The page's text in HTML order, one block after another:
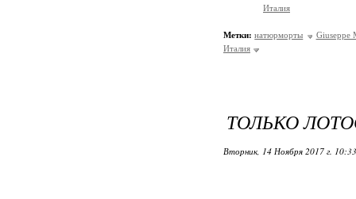
Италия
Метки: натюрморты
Giuseppe
Италия
ТОЛЬКО
Вторник, 14 Ноября 2017 г.